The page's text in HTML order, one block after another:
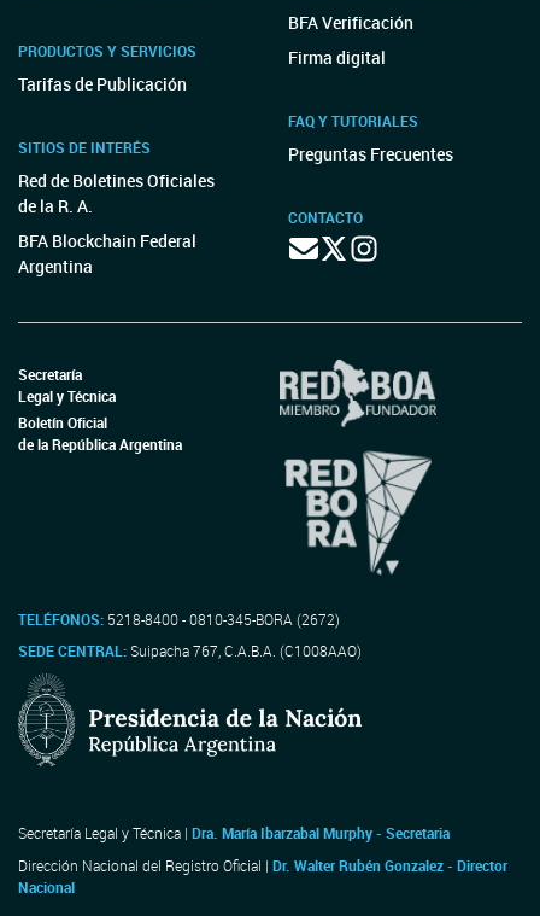
PRODUCTOS Y SERVICIOS
Tarifas de Publicación
SITIOS DE INTERÉS
Red de Boletines Oficiales
de la R. A.
BFA Blockchain Federal
Argentina
BFA Verificación
Firma digital
FAQ Y TUTORIALES
Preguntas Frecuentes
CONTACTO
Secretaría
Legal y Técnica
Boletín Oficial
de la República Argentina
TELÉFONOS: 5218-8400 - 0810-345-BORA (2672)
SEDE CENTRAL:Suipacha 767, C.A.B.A. (C1008AAO)
Secretaría Legal y Técnica | Dra. María Ibarzabal Murphy - Secretaria
Dirección Nacional del Registro Oficial | Dr. Walter Rubén Gonzalez - Director
Nacional